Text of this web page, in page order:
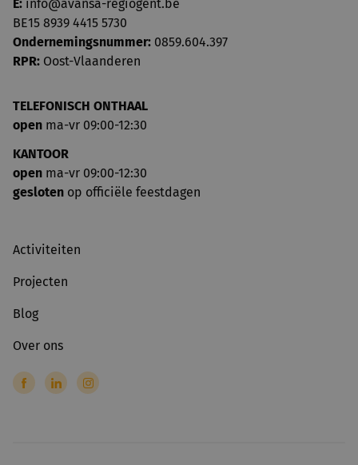
E: info@avansa-regiogent.be
BE15 8939 4415 5730
Ondernemingsnummer: 0859.604.397
RPR: Oost-Vlaanderen
TELEFONISCH ONTHAAL
open ma-vr 09:00-12:30
KANTOOR
open ma-vr 09:00-12:30
gesloten op officiële feestdagen
Activiteiten
Projecten
Blog
Over ons